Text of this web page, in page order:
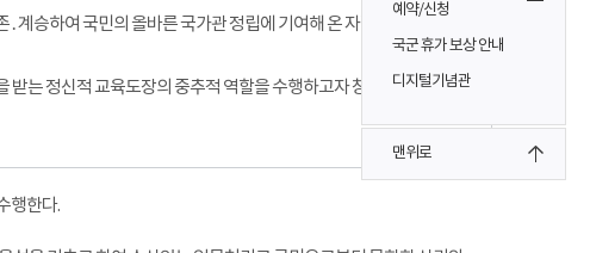
예약/신청
국군 휴가 보상 안내
디지털기념관
맨위로
승하여 국민의 올바른 국가관 정립에 기여해 온 자랑스러운
받는 정신적 교육도장의 중추적 역할을 수행하고자 창의적 사고와
행한다.